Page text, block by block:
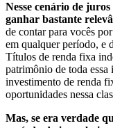
Nesse cenário de
ganhar bastante
de contar para vocês
em qualquer período, e
Títulos de renda fixa
patrimônio de toda essa
investimento de renda
oportunidades nessa
Mas, se era verdade